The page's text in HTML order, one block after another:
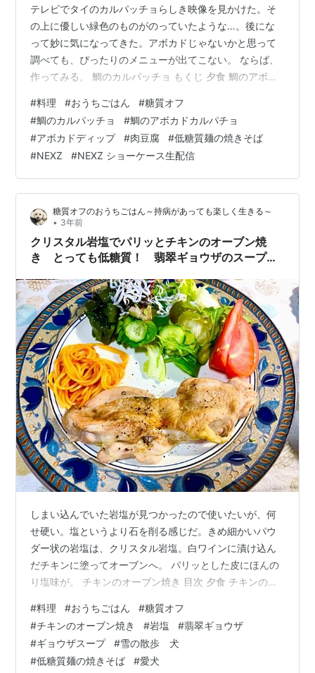
テレビでタイのカルパッチョらしき映像を見かけた。そ
の上に優しい緑色のものがのっていたような…。後にな
って妙に気になってきた。アボカドじゃないかと思って
調べても、ぴったりのメニューが出てこない。 ならば、
作ってみる。 鯛のカルパッチョ もくじ 夕食 鯛のアボカ
ひとこと NEXZ「ショーケース」大阪2日目の生配信 夕食
鯛のアボカドカルパッチョサラダ 〇鯛・アボカド・レタ
ス・キュウリ・トマト・とびっこ 〇クレイジーソルト・
レモン・塩・コショウ・マヨネーズ・和風ドレッシング
（リケンのノンオイルシリーズ） お皿にちぎったレタス
と輪切りのキュウリを…
#料理 #おうちごはん #糖質オフ
#鯛のカルパッチョ #鯛のアボカドカルパチョ
#アボカドディップ #肉豆腐 #低糖質麺の焼きそば
#NEXZ #NEXZ ショーケース生配信
糖質オフのおうちごはん～持病があっても楽しく生きる～
• 3年前
クリスタル岩塩でパリッとチキンのオーブン焼
き とっても低糖質！ 翡翠ギョウザのスープを
しまい込んでいた岩塩が見つかったので使いたいが、何
せ硬い。塩というより石を削る感じだ。きめ細かいパウ
ダー状の岩塩は、クリスタル岩塩。白ワインに漬け込ん
だチキンに塗ってオーブンへ。 パリッとした皮にほんの
り塩味が。 チキンのオーブン焼き 目次 夕食 チキンのオ
そば ひとこと 雪が降ってもワンコのお散歩 夕食 チキン
のオーブン焼き ○鶏もも肉・クリスタル岩塩・黒コショ
ウ・クレイジーソルト 鶏肉をスジ切りして、肉たたきで
厚みを均等にする。岩塩をすりおろし、まぶす。２５０
#料理 #おうちごはん #糖質オフ
#チキンのオーブン焼き #岩塩 #翡翠ギョウザ
#ギョウザスープ #雪の散歩 犬
#低糖質麺の焼きそば #愛犬